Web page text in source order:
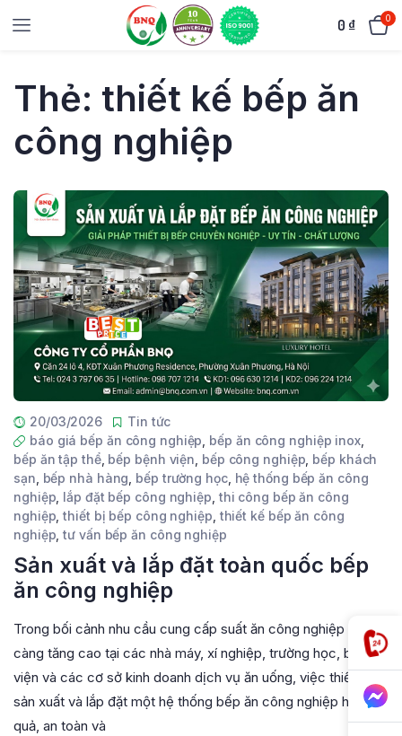
0 ₫ 0
Thẻ: thiết kế bếp ăn
công nghiệp
20/03/2026
Tin tức
báo giá bếp ăn công nghiệp bếp ăn công nghiệp inox,
bếp ăn tập thể, bếp bệnh viện bếp công nghiệp bếp khách
sạn bếp nhà hàng bếp trường học, hệ thống bếp ăn công
nghiệp lắp đặt bếp công nghiệp thi công bếp ăn công
nghiệp ,thiết bị bếp công nghiệp thiết kế bếp ăn công
nghiệp ,tư vấn bếp ăn công nghiệp
Sản xuất và lắp đặt toàn quốc bếp
ăn công nghiệp
Trong bối cảnh nhu cầu cung cấp suất ăn công nghiệp ngày
càng tăng cao tại các nhà máy, xí nghiệp, trường học, bệnh
viện và các cơ sở kinh doanh dịch vụ ăn uống, việc thiết kế,
sản xuất và lắp đặt một hệ thống bếp ăn công nghiệp hiệu
quả, an toàn và